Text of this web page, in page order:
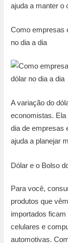
ajuda a manter o
Como empresas
no dia a dia
A variação do
economistas.
dia de empresas
ajuda a planejar
Dólar e o Bolso
Para você,
produtos que
importados
celulares e
automotivas.